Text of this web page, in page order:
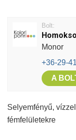
Bolt:
Monor
+36-29-
A
Selyemfényű,
fémfelületekre